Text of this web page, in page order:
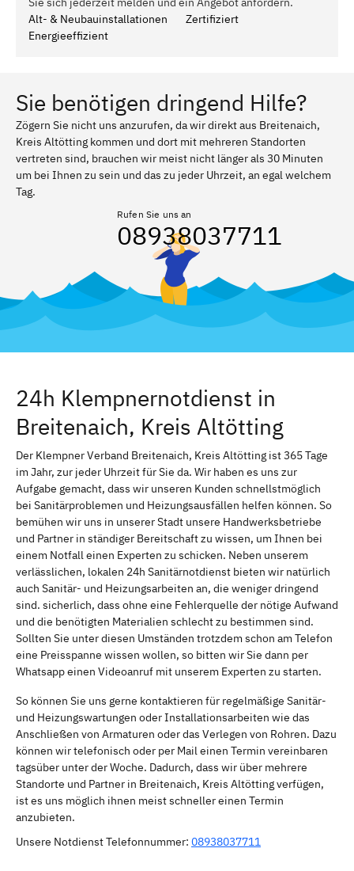
Alt- & Neubauinstallationen
Zertifiziert
Energieeffizient
Sie benötigen dringend Hilfe?
Zögern Sie nicht uns anzurufen, da wir direkt aus Breitenaich,
Kreis Altötting kommen und dort mit mehreren Standorten
vertreten sind, brauchen wir meist nicht länger als 30 Minuten
um bei Ihnen zu sein und das zu jeder Uhrzeit, an egal welchem
Tag.
Rufen Sie uns an
08938037711
24h Klempnernotdienst in
Breitenaich, Kreis Altötting
Der Klempner Verband Breitenaich, Kreis Altötting ist 365 Tage
im Jahr, zur jeder Uhrzeit für Sie da. Wir haben es uns zur
Aufgabe gemacht, dass wir unseren Kunden schnellstmöglich
bei Sanitärproblemen und Heizungsausfällen helfen können. So
bemühen wir uns in unserer Stadt unsere Handwerksbetriebe
und Partner in ständiger Bereitschaft zu wissen, um Ihnen bei
einem Notfall einen Experten zu schicken. Neben unserem
verlässlichen, lokalen 24h Sanitärnotdienst bieten wir natürlich
auch Sanitär- und Heizungsarbeiten an, die weniger dringend
sind. sicherlich, dass ohne eine Fehlerquelle der nötige Aufwand
und die benötigten Materialien schlecht zu bestimmen sind.
Sollten Sie unter diesen Umständen trotzdem schon am Telefon
eine Preisspanne wissen wollen, so bitten wir Sie dann per
Whatsapp einen Videoanruf mit unserem Experten zu starten.
So können Sie uns gerne kontaktieren für regelmäßige Sanitär-
und Heizungswartungen oder Installationsarbeiten wie das
Anschließen von Armaturen oder das Verlegen von Rohren. Dazu
können wir telefonisch oder per Mail einen Termin vereinbaren
tagsüber unter der Woche. Dadurch, dass wir über mehrere
Standorte und Partner in Breitenaich, Kreis Altötting verfügen,
ist es uns möglich ihnen meist schneller einen Termin
anzubieten.
Unsere Notdienst Telefonnummer: 08938037711